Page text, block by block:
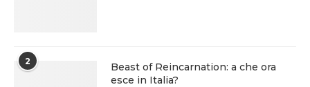
2
Beast of Reincarnation: a che ora
esce in Italia?